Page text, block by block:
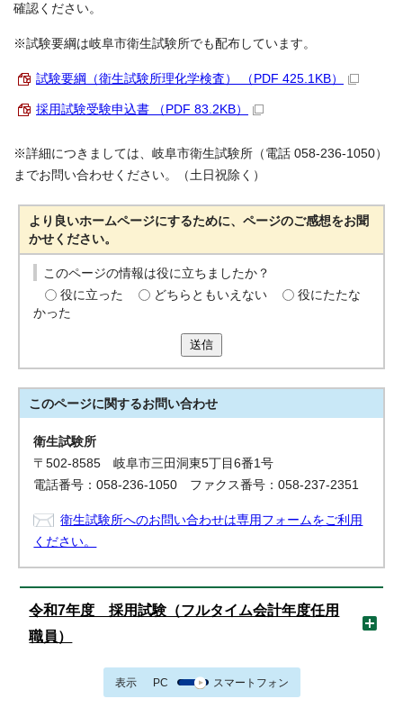
確認ください。
※試験要綱は岐阜市衛生試験所でも配布しています。
試験要綱（衛生試験所理化学検査） （PDF 425.1KB）
採用試験受験申込書 （PDF 83.2KB）
※詳細につきましては、岐阜市衛生試験所（電話 058-236-1050）
までお問い合わせください。（土日祝除く）
より良いホームページにするために、ページのご感想をお聞
かせください。
このページの情報は役に立ちましたか？
役に立った
どちらともいえない
役にたたな
かった
送信
このページに関するお問い合わせ
衛生試験所
〒502-8585 岐阜市三田洞東5丁目6番1号
電話番号：058-236-1050 ファクス番号：058-237-2351
衛生試験所へのお問い合わせは専用フォームをご利用
ください。
令和7年度 採用試験（フルタイム会計年度任用
職員）
表示 PC スマートフォン